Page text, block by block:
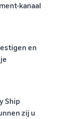
kanaal
en
Ship
zij u